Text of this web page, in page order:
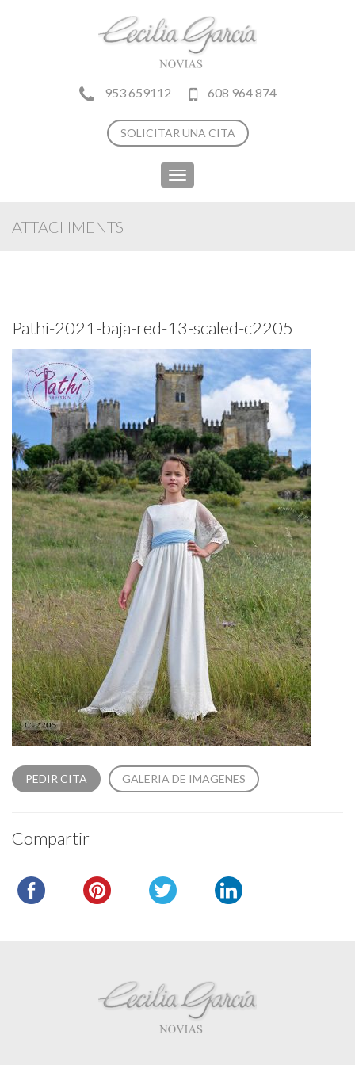
953 659112 608 964 874
SOLICITAR UNA CITA
Toggle
navigation
ATTACHMENTS
Pathi-2021-baja-red-13-scaled-c2205
PEDIR CITA GALERIA DE IMAGENES
Compartir